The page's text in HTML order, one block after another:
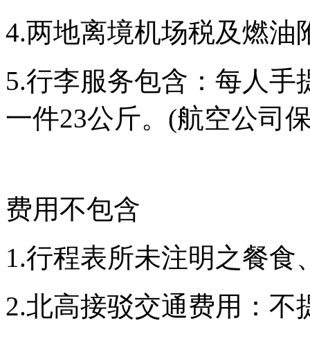
4.两地离境机场税及燃油
5.行李服务包含： 每人手
一件23公斤。 (航空公司
费用不包含
1.行程表所未注明之餐食
2.北高接驳交通费用： 不